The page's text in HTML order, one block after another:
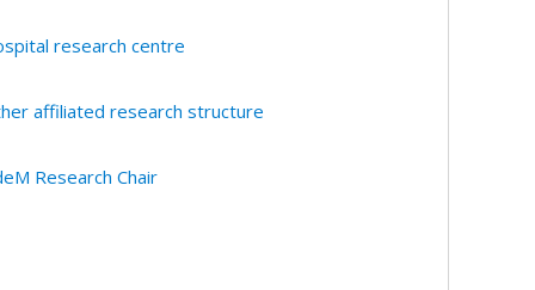
research centre
affiliated research structure
Research Chair